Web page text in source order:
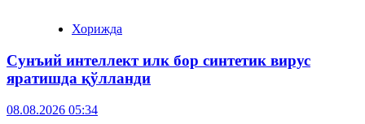
Хорижда
Сунъий интеллект илк бор синтетик вирус
яратишда қўлланди
08.08.2026 05:34